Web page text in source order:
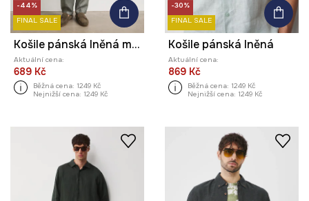
-44%
FINAL SALE
Košile pánská lněná melanžová
Aktuální cena:
689 Kč
Běžná cena: 1249 Kč
Nejnižší cena: 1249 Kč
-30%
FINAL SALE
Košile pánská lněná
Aktuální cena:
869 Kč
Běžná cena: 1249 Kč
Nejnižší cena: 1249 Kč